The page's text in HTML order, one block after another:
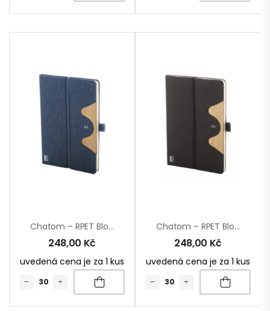
Chatom – RPET Blok S Bezdrátovou Nabíječkou
248,00 Kč
uvedená cena je za 1 kus
Chatom – RPET Blok S Bezdrátovou Nabíječkou
248,00 Kč
uvedená cena je za 1 kus